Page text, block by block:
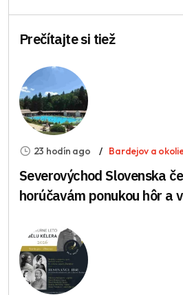
Prečítajte si tiež
23 hodín ago Bardejov a
Severovýchod Slovenska
horúčavám ponukou hôr a